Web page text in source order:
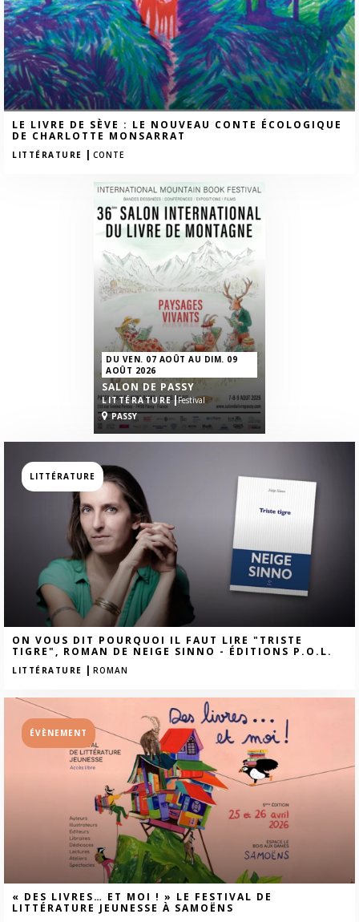
LE LIVRE DE SÈVE : LE NOUVEAU CONTE ÉCOLOGIQUE
DE CHARLOTTE MONSARRAT
LITTÉRATURE | CONTE
DU VEN. 07 AOÛT AU DIM. 09
AOÛT 2026
SALON DE PASSY
LITTÉRATURE|Festival
PASSY
ON VOUS DIT POURQUOI IL FAUT LIRE "TRISTE
TIGRE", ROMAN DE NEIGE SINNO - ÉDITIONS P.O.L.
LITTÉRATURE | ROMAN
LITTÉRATURE
« DES LIVRES… ET MOI ! » LE FESTIVAL DE
LITTÉRATURE JEUNESSE À SAMOËNS
ÉVÈNEMENT